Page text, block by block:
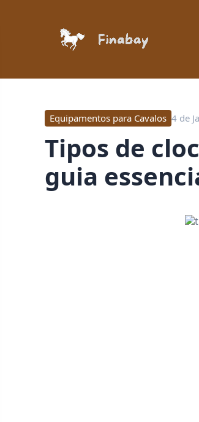
Equipamentos para Cavalos 4 de
tipos de cloches para cavalos esportivos:
guia